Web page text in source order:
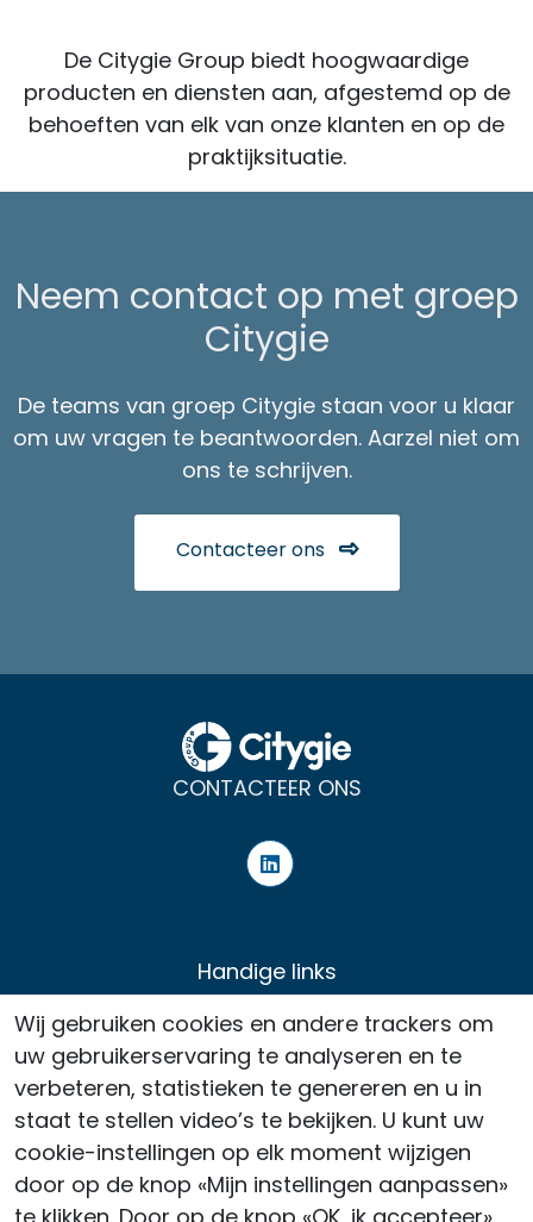
De Citygie Group biedt hoogwaardige
producten en diensten aan, afgestemd op de
behoeften van elk van onze klanten en op de
praktijksituatie.
Neem contact op met groep
Citygie
De teams van groep Citygie staan voor u klaar
om uw vragen te beantwoorden. Aarzel niet om
ons te schrijven.
Contacteer ons
CONTACTEER ONS
Handige links
Nieuws
Persruimte
Werving
Contact
Juridische kennisgeving
Wij gebruiken cookies en andere trackers om
uw gebruikerservaring te analyseren en te
verbeteren, statistieken te genereren en u in
staat te stellen video’s te bekijken. U kunt uw
cookie-instellingen op elk moment wijzigen
door op de knop «Mijn instellingen aanpassen»